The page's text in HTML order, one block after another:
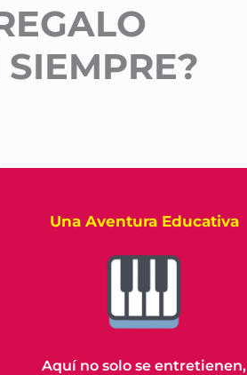
Una Aventura Educativa
Aquí no solo se entretienen,